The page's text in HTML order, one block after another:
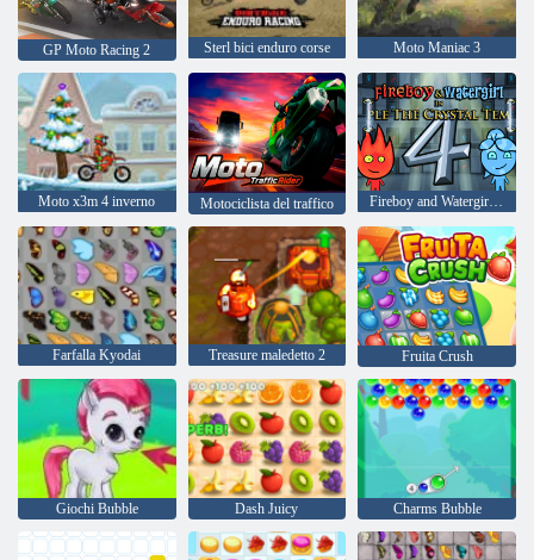
GP Moto Racing 2 Sterl bici enduro corse Moto Maniac 3
Moto x3m 4 inverno Motociclista del traffico Fireboy and Watergirl 4: Tempio di Cristallo
Farfalla Kyodai Treasure maledetto 2 Fruita Crush
Giochi Bubble Dash Juicy Charms Bubble